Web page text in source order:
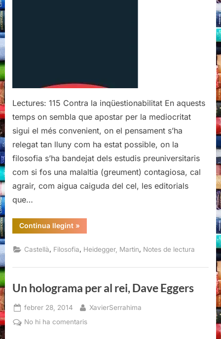
Lectures: 115 Contra la inqüestionabilitat En aquests
temps on sembla que apostar per la mediocritat
sigui el més convenient, on el pensament s’ha
relegat tan lluny com ha estat possible, on la
filosofia s’ha bandejat dels estudis preuniversitaris
com si fos una malaltia (greument) contagiosa, cal
agrair, com aigua caiguda del cel, les editorials
que…
Continua llegint“Cuadernos
negros
1938),
Martin
»
Castellà Filosofia Heidegger, Martin Notes de lectura
Un holograma per al rei, Dave Eggers
Posted
on
febrer 28, 2014 By
XavierSerrahima
No hi ha comentarisa